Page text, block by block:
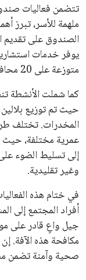
تتضمن فعاليات
ملهمة للأسر، تبرز
متوزعة على 20 محافظة.
كما شملت الأنشطة
حيث تم توزيع
المخدرات. تختلف
عمرية مختلفة،
إلى تسليط الضوء
وغير تقليدية.
في ختام هذه
أفراد المجتمع إلى
جيل واعٍ قادر على
مكافحة هذه الآفة.
صحية وآمنة تضمن